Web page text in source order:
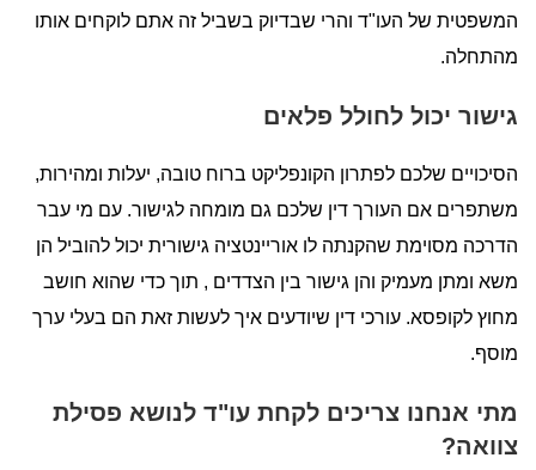
המשפטית של העו"ד והרי שבדיוק בשביל זה אתם לוקחים אותו
מהתחלה.
גישור יכול לחולל פלאים
הסיכויים שלכם לפתרון הקונפליקט ברוח טובה, יעלות ומהירות,
משתפרים אם העורך דין שלכם גם מומחה לגישור. עם מי עבר
הדרכה מסוימת שהקנתה לו אוריינטציה גישורית יכול להוביל הן
משא ומתן מעמיק והן גישור בין הצדדים , תוך כדי שהוא חושב
מחוץ לקופסא. עורכי דין שיודעים איך לעשות זאת הם בעלי ערך
מוסף.
מתי אנחנו צריכים לקחת עו"ד לנושא פסילת
צוואה?